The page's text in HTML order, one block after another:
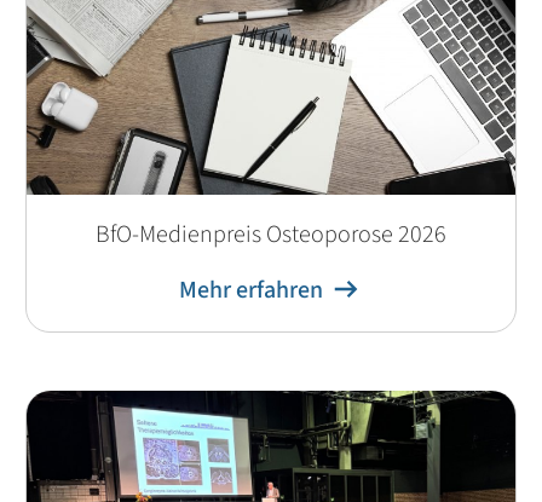
BfO-Medienpreis Osteoporose 2026
Mehr erfahren